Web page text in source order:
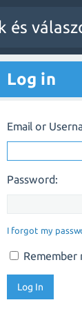
és
Log in
Email or
Password:
I forgot my
Remember